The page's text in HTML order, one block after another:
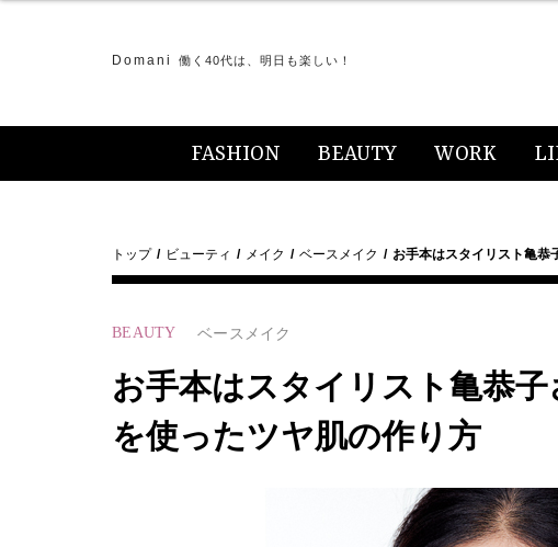
Domani 働く40代は、明日も楽しい！
FASHION BEAUTY WORK
トップ ビューティ メイク ベースメイク お手本はスタイリスト亀
BEAUTY ベースメイク
お手本はスタイリスト亀恭
を使ったツヤ肌の作り方